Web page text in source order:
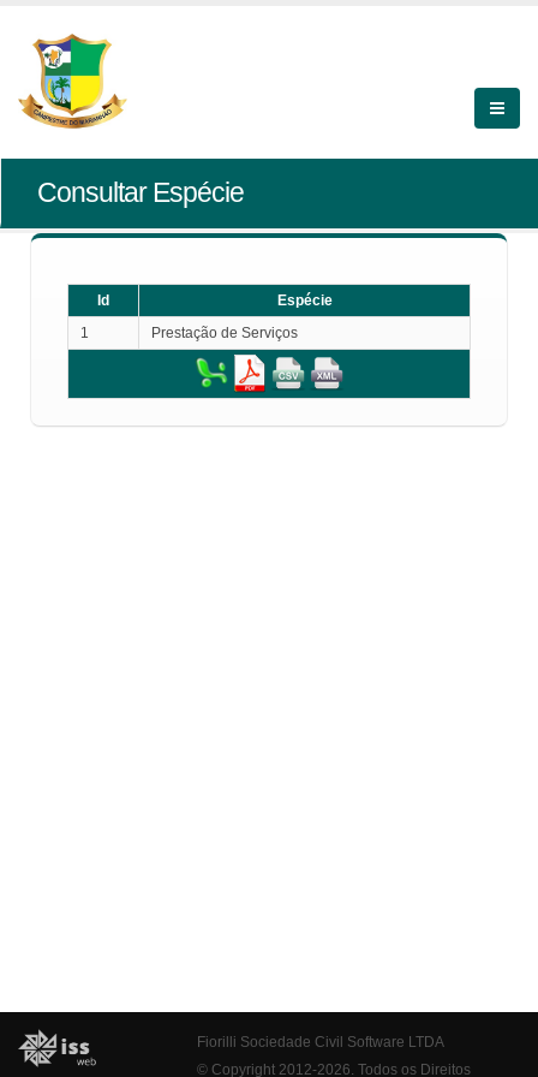
Consultar Espécie
Id
Espécie
1
Prestação de Serviços
Fiorilli Sociedade Civil Software LTDA
© Copyright 2012-2026. Todos os Direitos